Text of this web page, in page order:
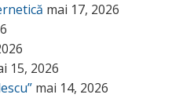
mai 17, 2026
15, 2026
mai 14, 2026